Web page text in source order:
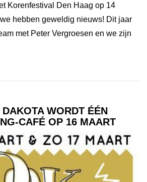
Korenfestival Den Haag op 14
hebben geweldig nieuws! Dit jaar
met Peter Vergroesen en we zijn
WORDT ÉÉN
CAFÉ OP 16 MAART